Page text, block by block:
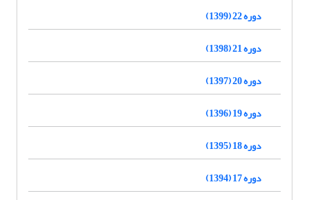
دوره 22 (1399)
دوره 21 (1398)
دوره 20 (1397)
دوره 19 (1396)
دوره 18 (1395)
دوره 17 (1394)